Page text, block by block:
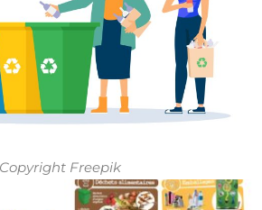
Copyright Freepik